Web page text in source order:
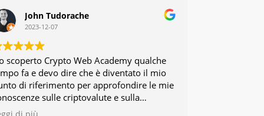
John Tudorache
2023-12-07
scoperto Crypto Web Academy qualche
fa e devo dire che è diventato il mio
di riferimento per approfondire le mie
sulle criptovalute e sulla
La varietà di approcci presenti